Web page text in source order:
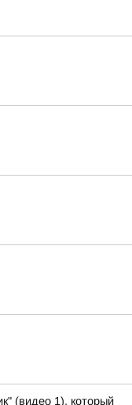
(видео 1), который